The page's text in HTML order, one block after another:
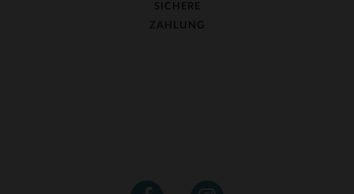
SICHERE
ZAHLUNG